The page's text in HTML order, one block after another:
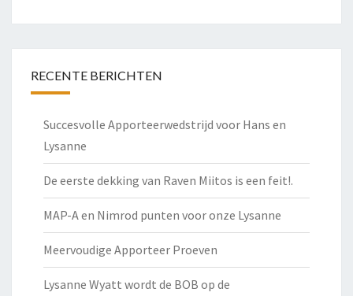
RECENTE BERICHTEN
Succesvolle Apporteerwedstrijd voor Hans en
Lysanne
De eerste dekking van Raven Miitos is een feit!.
MAP-A en Nimrod punten voor onze Lysanne
Meervoudige Apporteer Proeven
Lysanne Wyatt wordt de BOB op de